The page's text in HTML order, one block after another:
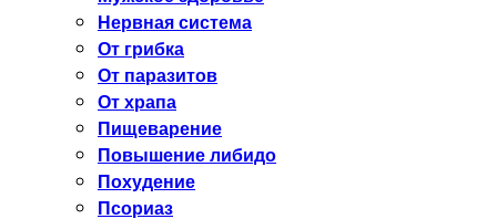
Нервная система
От грибка
От паразитов
От храпа
Пищеварение
Повышение либидо
Похудение
Псориаз